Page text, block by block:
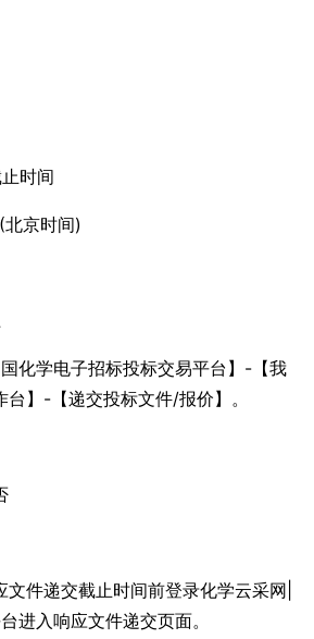
时间
京时间)
化学电子招标投标交易平台】-【我
】-【递交投标文件/报价】。
文件递交截止时间前登录化学云采网|
进入响应文件递交页面。